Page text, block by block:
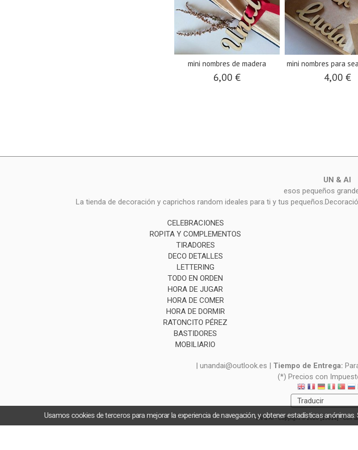
mini nombres de madera
6,00 €
mini nombres para
4,00 €
UN & AI
esos pequeños
La tienda de decoración y caprichos random ideales para ti y tus
CELEBRACIONES
ROPITA Y COMPLEMENTOS
TIRADORES
DECO DETALLES
LETTERING
TODO EN ORDEN
HORA DE JUGAR
HORA DE COMER
HORA DE DORMIR
RATONCITO PÉREZ
BASTIDORES
MOBILIARIO
| unandai@outlook.es | Tiempo de Entrega:
(*) Precios con
UN & AI- Copyright © 2026 [15614] - Con
Usamos cookies de terceros para mejorar la experiencia de navegación, y obtener estadísticas